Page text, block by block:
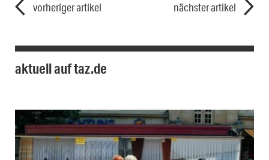
vorheriger artikel nächster artikel
aktuell auf taz.de